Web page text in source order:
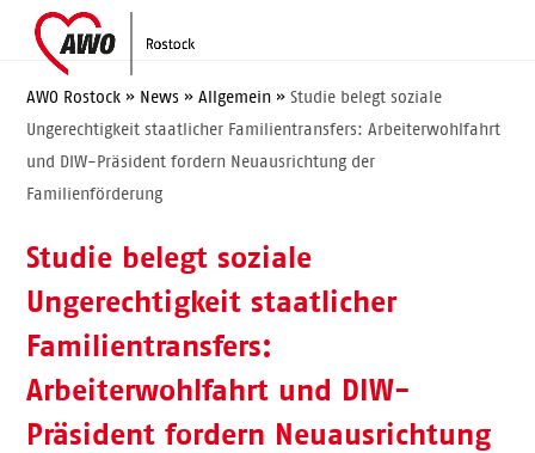
content
Open
mobile
menu
Close
mobile
menu
AWO Rostock » News »Allgemein »Studie belegt soziale
Ungerechtigkeit staatlicher Familientransfers: Arbeiterwohlfahrt
und DIW-Präsident fordern Neuausrichtung der
Familienförderung
Studie belegt soziale
Ungerechtigkeit staatlicher
Familientransfers:
Arbeiterwohlfahrt und DIW-
Präsident fordern Neuausrichtung